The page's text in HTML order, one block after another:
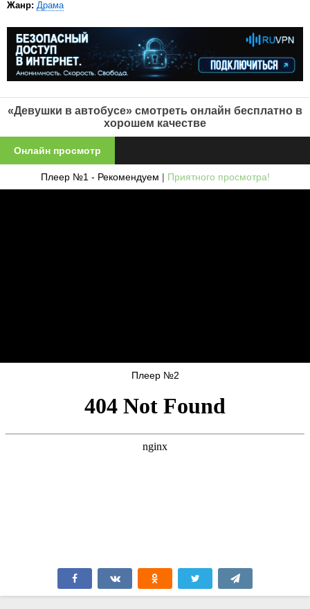
Жанр: Драма
«Девушки в автобусе» смотреть онлайн бесплатно в
хорошем качестве
Онлайн просмотр
Плеер №1 - Рекомендуем | Приятного просмотра!
Плеер №2